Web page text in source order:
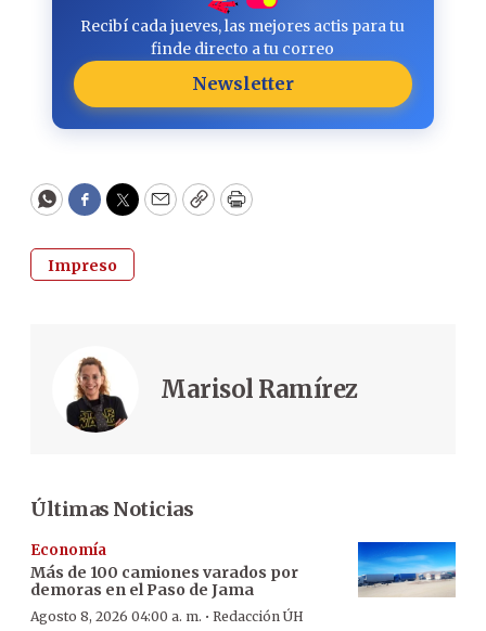
Recibí cada jueves, las mejores actis para tu
finde directo a tu correo
Newsletter
WhatsApp
Facebook
Twitter
EmailCopyPrint
Impreso
Marisol Ramírez
Últimas Noticias
Economía
Más de 100 camiones varados por
demoras en el Paso de Jama
Agosto 8, 2026 04:00 a. m. · Redacción ÚH